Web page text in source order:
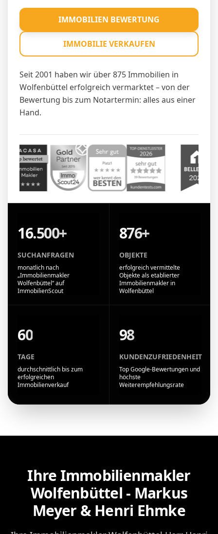
Seit 2001 haben wir über 875 Immobilien in
Wolfenbüttel erfolgreich vermarktet – von der
Bewertung bis zum Notartermin: alles aus einer
Hand.
IMMOBILIEN BEWERTUNG
IMMOBILIE VERKAUFEN
16.500+
SUCHANFRAGEN
monatlich nach
„Immobilienmakler
Wolfenbüttel“ auf
ImmobilienScout
876+
OBJEKTE
erfolgreich vermittelte
Objekte als etablierter
Immobilienmakler in
Wolfenbüttel
60
TAGE
durchschnittlich bis zum
erfolgreichen
Immobilienverkauf
98
KUNDENZUFRIEDENHEIT
Top Google-Bewertungen und
höchste
Weiterempfehlungsrate
Ihre Immobilienmakler
Wolfenbüttel - Markus
Meyer & Henri Ehmke